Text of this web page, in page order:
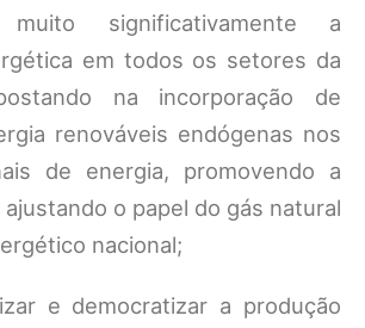
muito significativamente a
em todos os setores da
na incorporação de
renováveis endógenas nos
de energia, promovendo a
o papel do gás natural
nacional;
e democratizar a produção